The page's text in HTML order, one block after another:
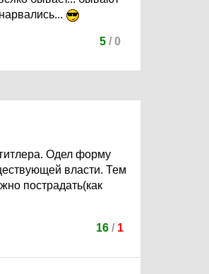
5/ 0
Одел форму
власти. Тем
пострадать(как
16 / 1